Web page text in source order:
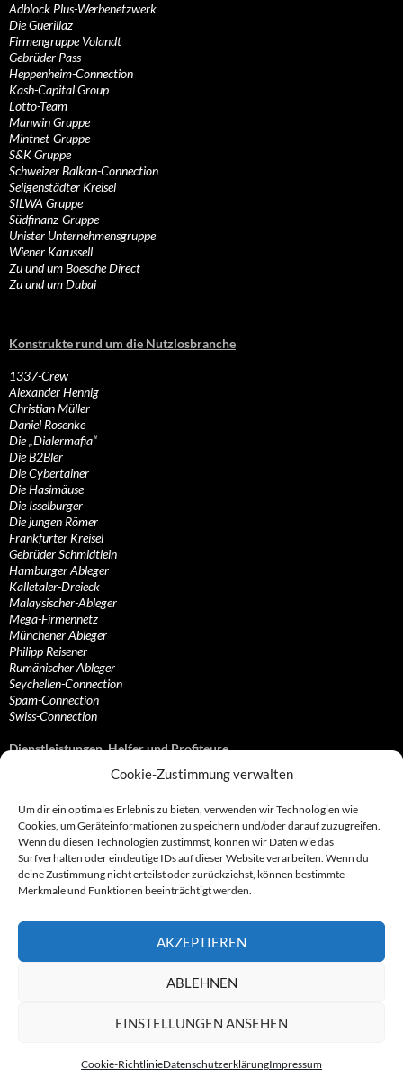
Cookie-Zustimmung verwalten
Um dir ein optimales Erlebnis zu bieten, verwenden wir Technologien wie
Cookies, um Geräteinformationen zu speichern und/oder darauf zuzugreifen.
Wenn du diesen Technologien zustimmst, können wir Daten wie das
Surfverhalten oder eindeutige IDs auf dieser Website verarbeiten. Wenn du
deine Zustimmung nicht erteilst oder zurückziehst, können bestimmte
Merkmale und Funktionen beeinträchtigt werden.
AKZEPTIEREN
ABLEHNEN
EINSTELLUNGEN ANSEHEN
Cookie-RichtlinieDatenschutzerklärungImpressum
Adblock Plus-Werbenetzwerk
Die Guerillaz
Firmengruppe Volandt
Gebrüder Pass
Heppenheim-Connection
Kash-Capital Group
Lotto-Team
Manwin Gruppe
Mintnet-Gruppe
S&K Gruppe
Schweizer Balkan-Connection
Seligenstädter Kreisel
SILWA Gruppe
Südfinanz-Gruppe
Unister Unternehmensgruppe
Wiener Karussell
Zu und um Boesche Direct
Zu und um Dubai
Konstrukte rund um die Nutzlosbranche
1337-Crew
Alexander Hennig
Christian Müller
Daniel Rosenke
Die „Dialermafia“
Die B2Bler
Die Cybertainer
Die Hasimäuse
Die Isselburger
Die jungen Römer
Frankfurter Kreisel
Gebrüder Schmidtlein
Hamburger Ableger
Kalletaler-Dreieck
Malaysischer-Ableger
Mega-Firmennetz
Münchener Ableger
Philipp Reisener
Rumänischer Ableger
Seychellen-Connection
Spam-Connection
Swiss-Connection
Dienstleistungen, Helfer und Profiteure
Anonymisierungsdienste, VPN- und Web-Proxy…
Bezahlsysteme, Finanzdienstleister und…
Bürodienstleister, Firmengründer- und/oder…
Datenhändler, Adressbroker und zielgerichtetes…
Hosting, Routing, Provider, Domain-, Web- und…
Inkasso, Forderungsmanagement und eintreibende…
Spieleanbieter, Online- und Browsergames
Partnerprogramme, Vertriebskanäle- und…
Telekommunikationsdienstleister, Internet…
Vereine, Verbände, Vereinigungen und Lobbyisten
Web-Rotlichtbezirk, Erotik- und XXX-Anbieter
Sonstige Dienstleister, Profiteure und Kooperationen
© 2007 - 2026 by Abzocknews.de